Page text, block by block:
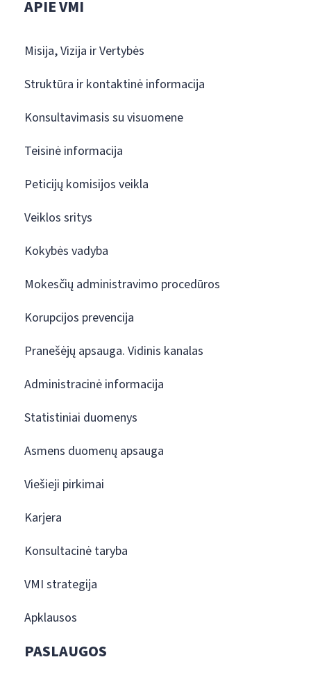
APIE VMI
Misija, Vizija ir Vertybės
Struktūra ir kontaktinė informacija
Konsultavimasis su visuomene
Teisinė informacija
Peticijų komisijos veikla
Veiklos sritys
Kokybės vadyba
Mokesčių administravimo procedūros
Korupcijos prevencija
Pranešėjų apsauga. Vidinis kanalas
Administracinė informacija
Statistiniai duomenys
Asmens duomenų apsauga
Viešieji pirkimai
Karjera
Konsultacinė taryba
VMI strategija
Apklausos
PASLAUGOS